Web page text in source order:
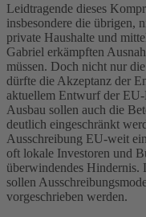
Leidtragende dieses
insbesondere die übrigen,
private Haushalte und
Gabriel erkämpften
müssen. Doch nicht nur
dürfte die Akzeptanz der
aktuellem Entwurf der
Ausbau sollen auch die
deutlich eingeschränkt
Ausschreibung EU-weit
oft lokale Investoren und
überwindendes Hindernis.
sollen
vorgeschrieben werden.